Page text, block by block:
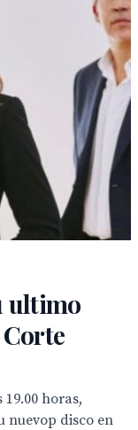
ultimo
horas,
nuevop disco en